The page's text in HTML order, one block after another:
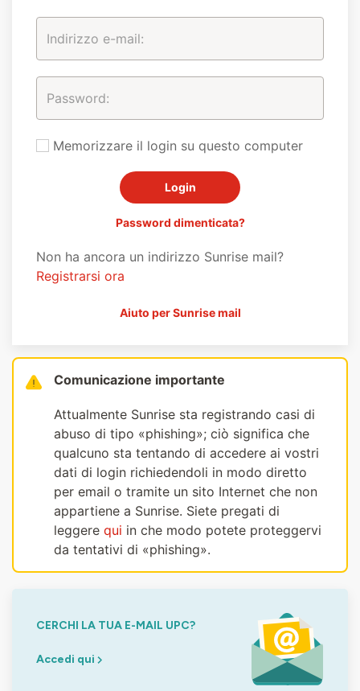
Memorizzare il login su questo computer
Password dimenticata?
Non ha ancora un indirizzo Sunrise mail?
Registrarsi ora
Aiuto per Sunrise mail
Comunicazione importante
Attualmente Sunrise sta registrando casi di
abuso di tipo «phishing»; ciò significa che
qualcuno sta tentando di accedere ai vostri
dati di login richiedendoli in modo diretto
per email o tramite un sito Internet che non
appartiene a Sunrise. Siete pregati di
leggere qui in che modo potete proteggervi
da tentativi di «phishing».
CERCHI LA TUA E-MAIL UPC?
Accedi qui